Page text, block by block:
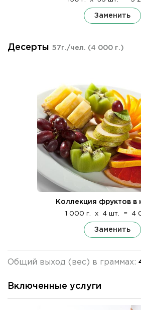
Заменить
Десерты 57г./чел. (4 000 г.)
Коллекция фруктов в
1 000 г. x 4 шт. = 4
Заменить
Общий выход (вес) в граммах:
Включенные услуги